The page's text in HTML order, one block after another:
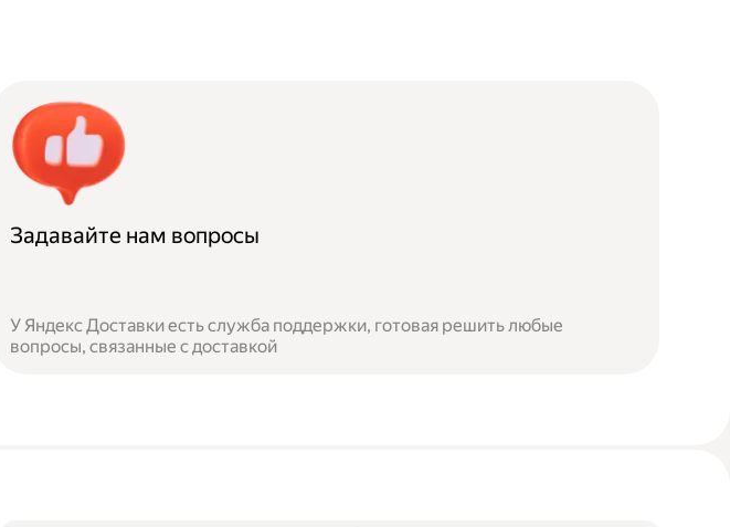
Задавайте нам вопросы
У Яндекс Доставки есть служба поддержки, готовая решить любые
вопросы, связанные с доставкой